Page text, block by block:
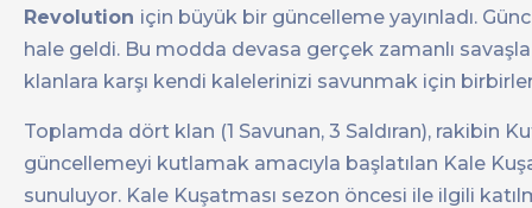
Revolution için büyük bir güncelleme yayınladı.
hale geldi. Bu modda devasa gerçek zamanlı
klanlara karşı kendi kalelerinizi savunmak için
Toplamda dört klan (1 Savunan, 3 Saldıran), rakibin
güncellemeyi kutlamak amacıyla başlatılan Kale
sunuluyor. Kale Kuşatması sezon öncesi ile ilgili